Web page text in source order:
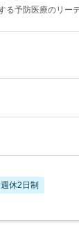
る予防医療のリー
休2日制